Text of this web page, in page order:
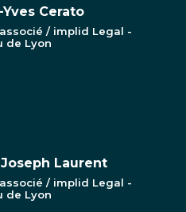
Cerato
/ implid Legal -
de Lyon
Laurent
/ implid Legal -
de Lyon